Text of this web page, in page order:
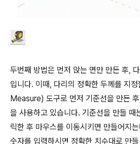
두번째 방법은 먼저 앉는 면만 만든 후,
입니다. 이때, 다리의 정확한 두께를 지
Measure) 도구로 먼저 기준선을 만든
을 사용하고 있습니다. 기준선을 만들 때
릭한 후 마우스를 이동시키면 만들어지
숫자를 입력하시면 정확한 치수대로 만